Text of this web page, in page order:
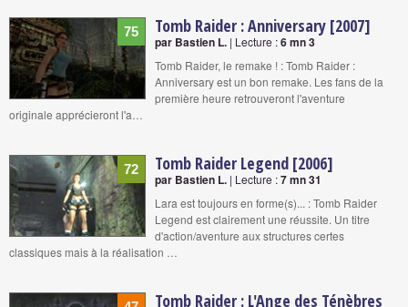
75 Tomb Raider : Anniversary [2007]
par Bastien L. | Lecture :6 mn 3
Tomb Raider, le remake ! : Tomb Raider :
Anniversary est un bon remake. Les fans de la
première heure retrouveront l'aventure
originale apprécieront l'a…
72 Tomb Raider Legend [2006]
par Bastien L. | Lecture :7 mn 31
Lara est toujours en forme(s)... : Tomb Raider
Legend est clairement une réussite. Un titre
d'action/aventure aux structures certes
classiques mais à la réalisation …
Tomb Raider : L'Ange des Ténèbres